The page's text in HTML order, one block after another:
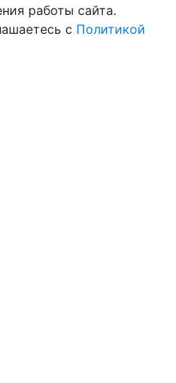
работы сайта.
с Политикой